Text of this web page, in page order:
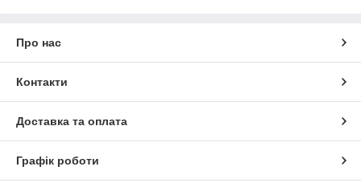
Про нас
Контакти
Доставка та оплата
Графік роботи